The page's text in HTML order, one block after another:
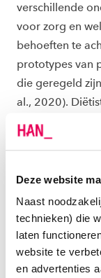
Deze website
Naast
technieken) die
laten
website te
en advertenties
verschillende
voor zorg en
behoeften te
prototypes van
die geregeld
al., 2020).
belangrijke
Ontwikkelen en
MEER
Download
Bekijk de